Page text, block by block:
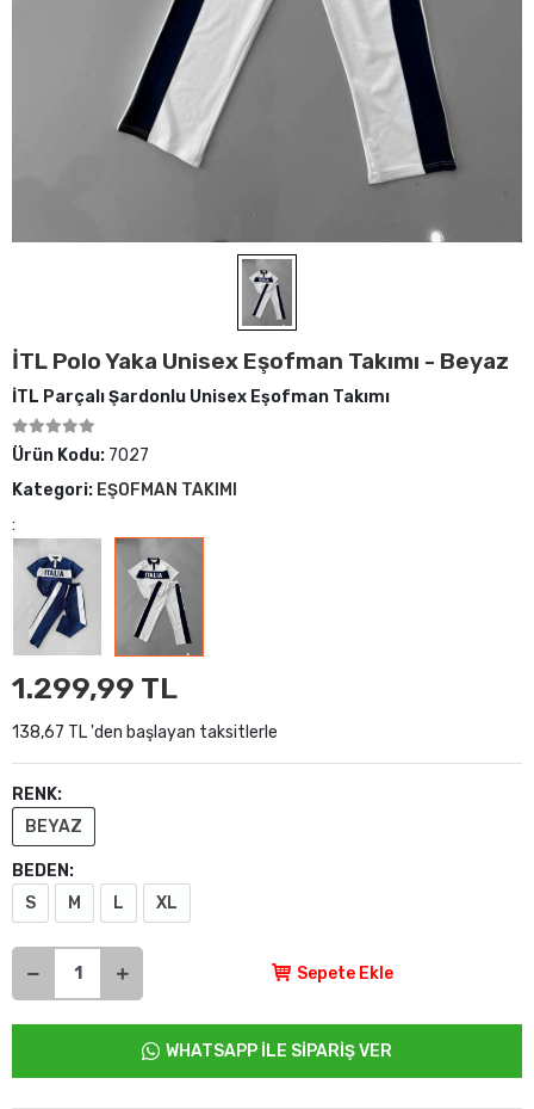
İTL Polo Yaka Unisex Eşofman Takımı - Beyaz
İTL Parçalı Şardonlu Unisex Eşofman Takımı
Ürün Kodu: 7027
Kategori: EŞOFMAN TAKIMI
:
1.299,99 TL
138,67 TL 'den başlayan taksitlerle
RENK:
BEYAZ
BEDEN:
S
M L XL
Sepete Ekle
WHATSAPP İLE SİPARİŞ VER